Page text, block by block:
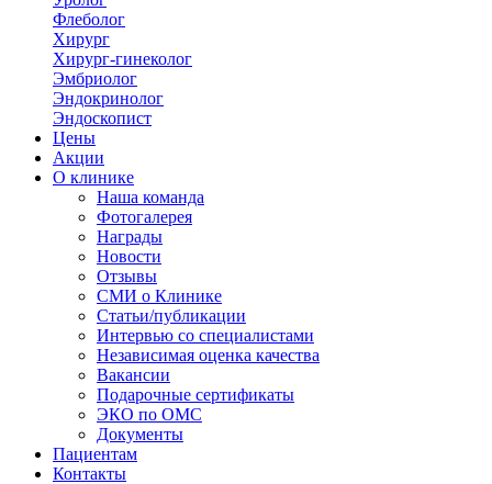
Флеболог
Хирург
Хирург-гинеколог
Эмбриолог
Эндокринолог
Эндоскопист
Цены
Акции
О клинике
Наша команда
Фотогалерея
Награды
Новости
Отзывы
СМИ о Клинике
Статьи/публикации
Интервью со специалистами
Независимая оценка качества
Вакансии
Подарочные сертификаты
ЭКО по ОМС
Документы
Пациентам
Контакты